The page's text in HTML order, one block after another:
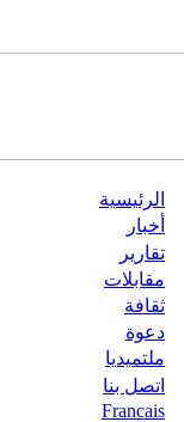
الرئيسية
أخبار
تقارير
مقابلات
ثقافة
دعوة
ملتميديا
اتصل بنا
Francais